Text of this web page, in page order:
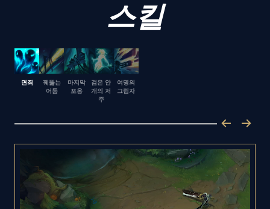
스킬
면죄
꿰뚫는
어둠
마지막
포옹
검은 안
개의 저
주
여명의
그림자